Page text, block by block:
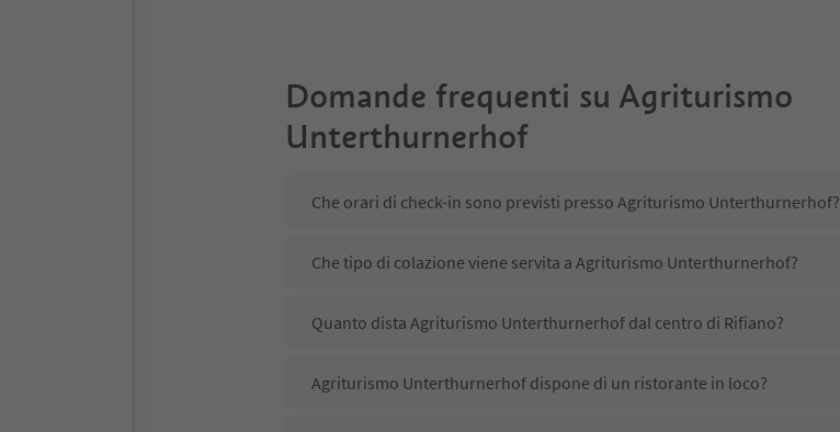
Domande frequenti su Agriturismo
Unterthurnerhof
Che orari di check-in sono previsti presso Agriturismo Unterthurnerhof?
Che tipo di colazione viene servita a Agriturismo Unterthurnerhof?
Quanto dista Agriturismo Unterthurnerhof dal centro di Rifiano?
Agriturismo Unterthurnerhof dispone di un ristorante in loco?